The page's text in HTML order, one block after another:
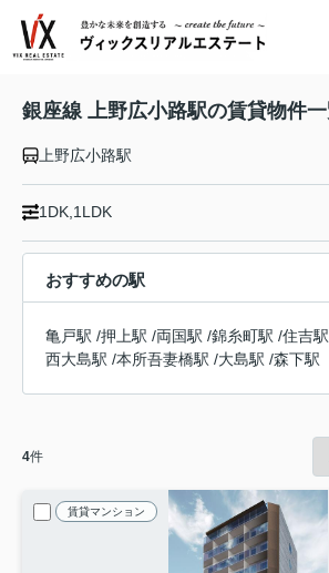
銀座線 上野広小路駅の賃貸物件
上野広小路駅
1DK,1LDK
おすすめの駅
亀戸駅 /押上駅 /両国駅 /錦糸町駅 /住吉駅
西大島駅 /本所吾妻橋駅 /大島駅 /森下駅
4件
賃貸マンション